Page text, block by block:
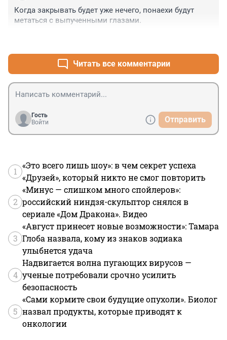
Когда закрывать будет уже нечего, понаехи будут
метаться с выпученными глазами.
Читать все комментарии
Гость
Войти
Отправить
1
«Это всего лишь шоу»: в чем секрет успеха
«Друзей», который никто не смог повторить
2
«Минус — слишком много спойлеров»:
российский ниндзя-скульптор снялся в
сериале «Дом Дракона». Видео
3
«Август принесет новые возможности»: Тамара
Глоба назвала, кому из знаков зодиака
улыбнется удача
4
Надвигается волна пугающих вирусов —
ученые потребовали срочно усилить
безопасность
5
«Сами кормите свои будущие опухоли». Биолог
назвал продукты, которые приводят к
онкологии